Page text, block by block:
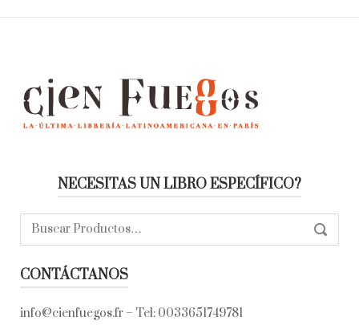
NECESITAS UN LIBRO ESPECÍFICO?
Buscar:
CONTÁCTANOS
info@cienfuegos.fr – Tel: 0033651749781